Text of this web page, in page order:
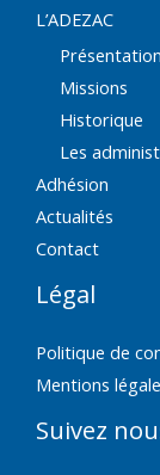
L’ADEZAC
Présentation
Missions
Historique
Les
Adhésion
Actualités
Contact
Légal
Politique de
Mentions
Suivez